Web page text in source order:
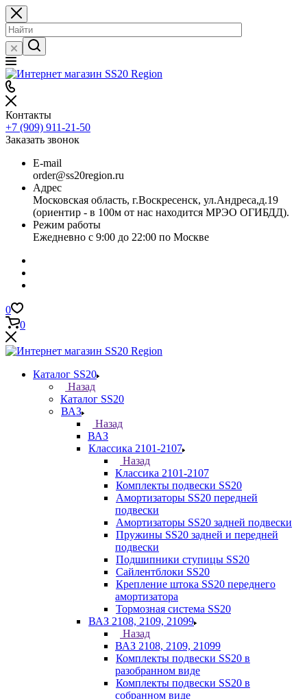
Контакты
+7 (909) 911-21-50
Заказать звонок
E-mail
order@ss20region.ru
Адрес
Московская область, г.Воскресенск, ул.Андреса,д.19
(ориентир - в 100м от нас находится МРЭО ОГИБДД).
Режим работы
Ежедневно с 9:00 до 22:00 по Москве
0
0
Каталог SS20
Назад
Каталог SS20
ВАЗ
Назад
ВАЗ
Классика 2101-2107
Назад
Классика 2101-2107
Комплекты подвески SS20
Амортизаторы SS20 передней
подвески
Амортизаторы SS20 задней подвески
Пружины SS20 задней и передней
подвески
Подшипники ступицы SS20
Сайлентблоки SS20
Крепление штока SS20 переднего
амортизатора
Тормозная система SS20
ВАЗ 2108, 2109, 21099
Назад
ВАЗ 2108, 2109, 21099
Комплекты подвески SS20 в
разобранном виде
Комплекты подвески SS20 в
собранном виде